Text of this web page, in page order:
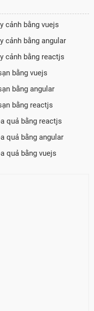
cảnh bằng vuejs
cảnh bằng angular
cảnh bằng reactjs
bằng vuejs
bằng angular
bằng reactjs
quả bằng reactjs
quả bằng angular
quả bằng vuejs